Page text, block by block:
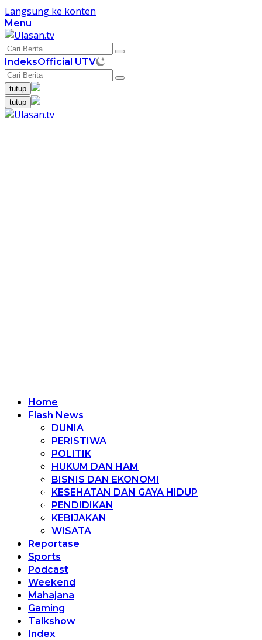
Langsung ke konten
Menu
IndeksOfficial UTV
tutup
tutup
Home
Flash News
DUNIA
PERISTIWA
POLITIK
HUKUM DAN HAM
BISNIS DAN EKONOMI
KESEHATAN DAN GAYA HIDUP
PENDIDIKAN
KEBIJAKAN
WISATA
Reportase
Sports
Podcast
Weekend
Mahajana
Gaming
Talkshow
Index